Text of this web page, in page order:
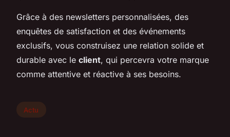
Grâce à des newsletters personnalisées, des
enquêtes de satisfaction et des événements
exclusifs, vous construisez une relation solide et
durable avec le client, qui percevra votre marque
comme attentive et réactive à ses besoins.
Actu